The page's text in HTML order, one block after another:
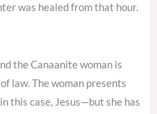
was healed from that hour.
the Canaanite woman is
law. The woman presents
this case, Jesus—but she has